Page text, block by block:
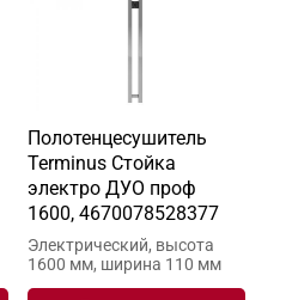
Полотенцесушитель
Terminus Стойка
электро ДУО проф
1600, 4670078528377
Электрический, высота
1600 мм, ширина 110 мм